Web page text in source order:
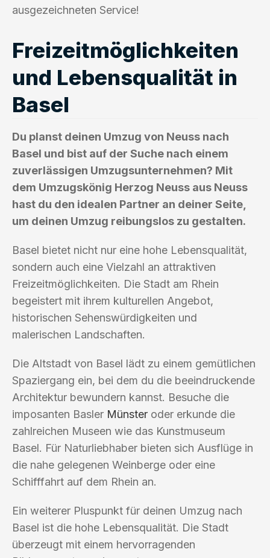
ausgezeichneten Service!
Freizeitmöglichkeiten
und Lebensqualität in
Basel
Du planst deinen Umzug von Neuss nach
Basel und bist auf der Suche nach einem
zuverlässigen Umzugsunternehmen? Mit
dem Umzugskönig Herzog Neuss aus Neuss
hast du den idealen Partner an deiner Seite,
um deinen Umzug reibungslos zu gestalten.
Basel bietet nicht nur eine hohe Lebensqualität,
sondern auch eine Vielzahl an attraktiven
Freizeitmöglichkeiten. Die Stadt am Rhein
begeistert mit ihrem kulturellen Angebot,
historischen Sehenswürdigkeiten und
malerischen Landschaften.
Die Altstadt von Basel lädt zu einem gemütlichen
Spaziergang ein, bei dem du die beeindruckende
Architektur bewundern kannst. Besuche die
imposanten Basler Münster oder erkunde die
zahlreichen Museen wie das Kunstmuseum
Basel. Für Naturliebhaber bieten sich Ausflüge in
die nahe gelegenen Weinberge oder eine
Schifffahrt auf dem Rhein an.
Ein weiterer Pluspunkt für deinen Umzug nach
Basel ist die hohe Lebensqualität. Die Stadt
überzeugt mit einem hervorragenden